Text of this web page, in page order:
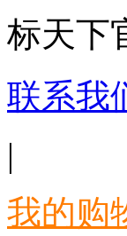
标天下
联系我
|
我的购